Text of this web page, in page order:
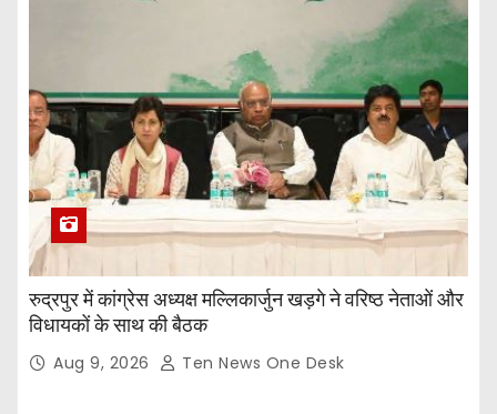
रुद्रपुर में कांग्रेस अध्यक्ष मल्लिकार्जुन खड़गे ने वरिष्ठ नेताओं और
विधायकों के साथ की बैठक
Aug 9, 2026 Ten News One Desk